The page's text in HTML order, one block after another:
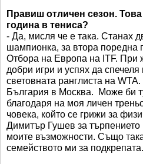
Правиш отличен сезон.
година в тениса?
- Да, мисля че е така. Станах
шампионка, за втора поредна
Отбора на Европа на ITF. При
добри игри и успях да спечеля
световната ранглиста на
България в Москва. Може би
благодаря на моя личен
човека, който се грижи за
Димитър Гушев за
моите възможности. Също
семейството ми за подкрепата.